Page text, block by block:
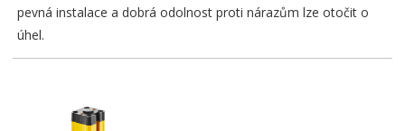
pevná instalace a dobrá odolnost proti nárazům lze otočit o
úhel.